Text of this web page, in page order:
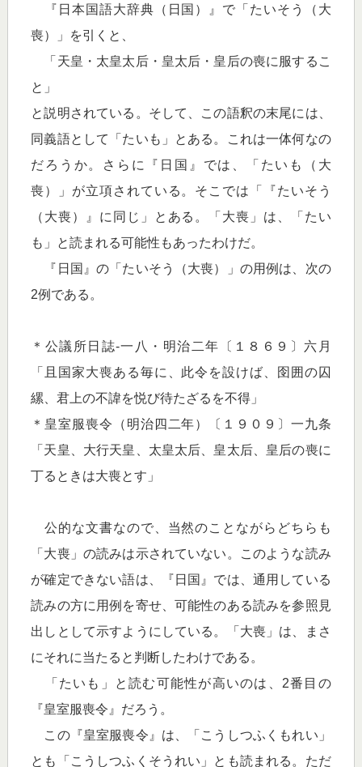
『日本国語大辞典（日国）』で「たいそう（大
喪）」を引くと、
「天皇・太皇太后・皇太后・皇后の喪に服するこ
と」
と説明されている。そして、この語釈の末尾には、
同義語として「たいも」とある。これは一体何なの
だろうか。さらに『日国』では、「たいも（大
喪）」が立項されている。そこでは「『たいそう
（大喪）』に同じ」とある。「大喪」は、「たい
も」と読まれる可能性もあったわけだ。
『日国』の「たいそう（大喪）」の用例は、次の
2例である。
＊公議所日誌‐一八・明治二年〔１８６９〕六月
「且国家大喪ある毎に、此令を設けば、囹囲の囚
縲、君上の不諱を悦び待たざるを不得」
＊皇室服喪令（明治四二年）〔１９０９〕一九条
「天皇、大行天皇、太皇太后、皇太后、皇后の喪に
丁るときは大喪とす」
公的な文書なので、当然のことながらどちらも
「大喪」の読みは示されていない。このような読み
が確定できない語は、『日国』では、通用している
読みの方に用例を寄せ、可能性のある読みを参照見
出しとして示すようにしている。「大喪」は、まさ
にそれに当たると判断したわけである。
「たいも」と読む可能性が高いのは、2番目の
『皇室服喪令』だろう。
この『皇室服喪令』は、「こうしつふくもれい」
とも「こうしつふくそうれい」とも読まれる。ただ